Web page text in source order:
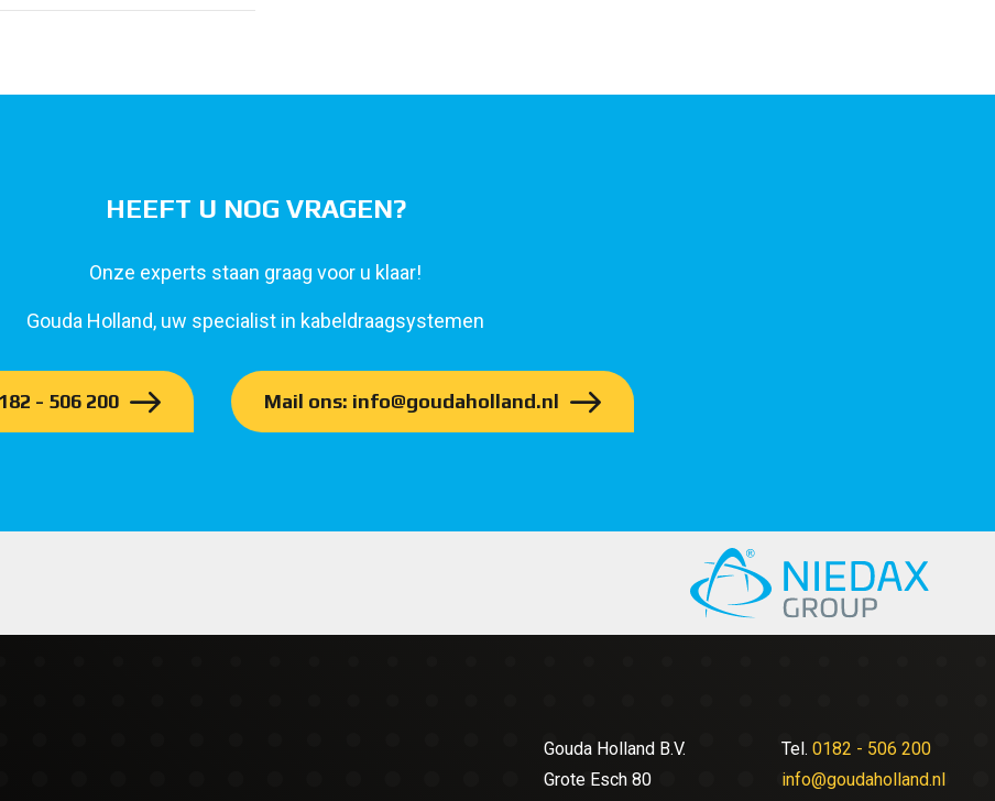
HEEFT U NOG VRAGEN?
Onze experts staan graag voor u klaar!
Gouda Holland, uw specialist in kabeldraagsystemen
- 506 200 Mail ons: info@goudaholland.nl
Gouda Holland B.V.
Grote Esch 80
Tel. 0182 - 506 200
info@goudaholland.nl